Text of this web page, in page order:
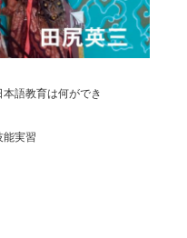
語教育は何ができ
能実習